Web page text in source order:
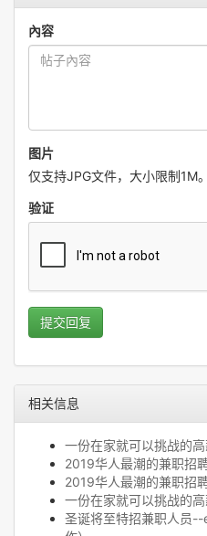
內容
图片
仅支持JPG文件，大小限制1M。
验证
提交回复
相关信息
一份在家就可以挑战的
2019华人最潮的兼职招
2019华人最潮的兼职招
一份在家就可以挑战的
圣诞将至特招兼职人员